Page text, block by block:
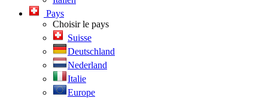
Pays
Choisir le pays
Suisse
Deutschland
Nederland
Italie
Europe